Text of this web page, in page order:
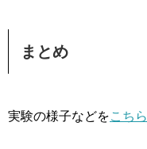
まとめ
実験の様子などをこちら